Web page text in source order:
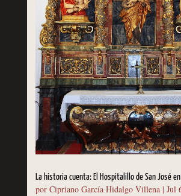
La historia cuenta: El Hospitalillo de San José
por Cipriano García Hidalgo Villena| Jul